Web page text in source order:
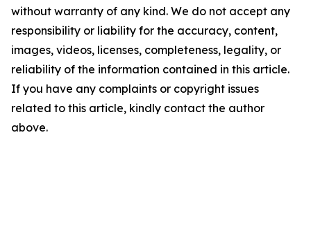
without warranty of any kind. We do not accept any
responsibility or liability for the accuracy, content,
images, videos, licenses, completeness, legality, or
reliability of the information contained in this article.
If you have any complaints or copyright issues
related to this article, kindly contact the author
above.